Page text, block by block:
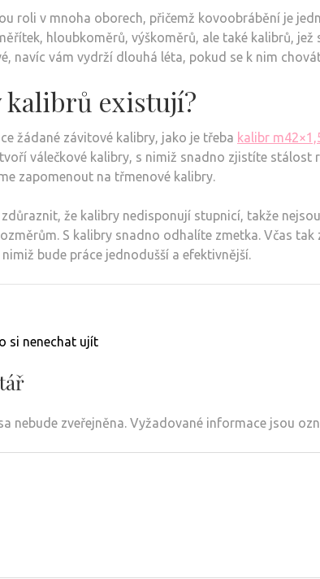
roli v mnoha oborech, přičemž kovoobrábění je
hloubkoměrů, výškoměrů, ale také kalibrů,
navíc vám vydrží dlouhá léta, pokud se k nim
kalibrů existují?
žádané závitové kalibry, jako je třeba kalibr
válečkové kalibry, s nimiž snadno zjistíte
zapomenout na třmenové kalibry.
že kalibry nedisponují stupnicí, takže
S kalibry snadno odhalíte zmetka. Včas
bude práce jednodušší a efektivnější.
si nenechat ujít
nebude zveřejněna. Vyžadované informace jsou